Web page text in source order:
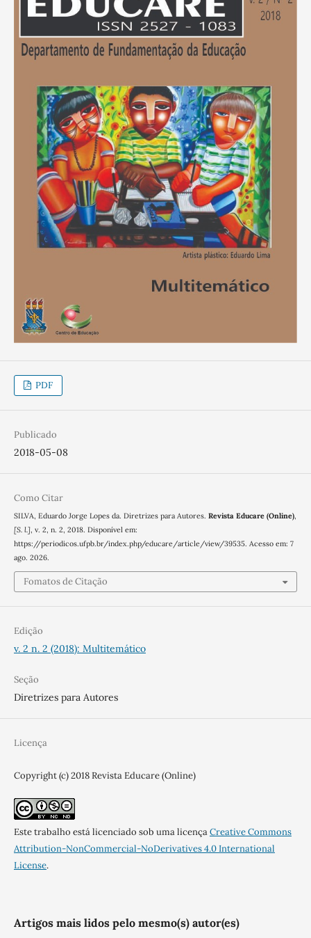
PDF
Publicado
2018-05-08
Como Citar
SILVA, Eduardo Jorge Lopes da. Diretrizes para Autores. Revista Educare (Online),
[S. l.], v. 2, n. 2, 2018. Disponível em:
https://periodicos.ufpb.br/index.php/educare/article/view/39535. Acesso em: 7
ago. 2026.
Fomatos de Citação
Edição
v. 2 n. 2 (2018): Multitemático
Seção
Diretrizes para Autores
Licença
Copyright (c) 2018 Revista Educare (Online)
Este trabalho está licenciado sob uma licençaCreative Commons
Attribution-NonCommercial-NoDerivatives 4.0 International
License.
Artigos mais lidos pelo mesmo(s) autor(es)